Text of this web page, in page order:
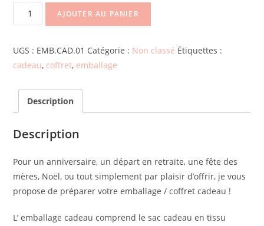
AJOUTER AU PANIER
UGS : EMB.CAD.01 Catégorie : Non classé Étiquettes :
cadeau, coffret, emballage
Description
Description
Pour un anniversaire, un départ en retraite, une fête des
mères, Noël, ou tout simplement par plaisir d’offrir, je vous
propose de préparer votre emballage / coffret cadeau !
L’ emballage cadeau comprend le sac cadeau en tissu